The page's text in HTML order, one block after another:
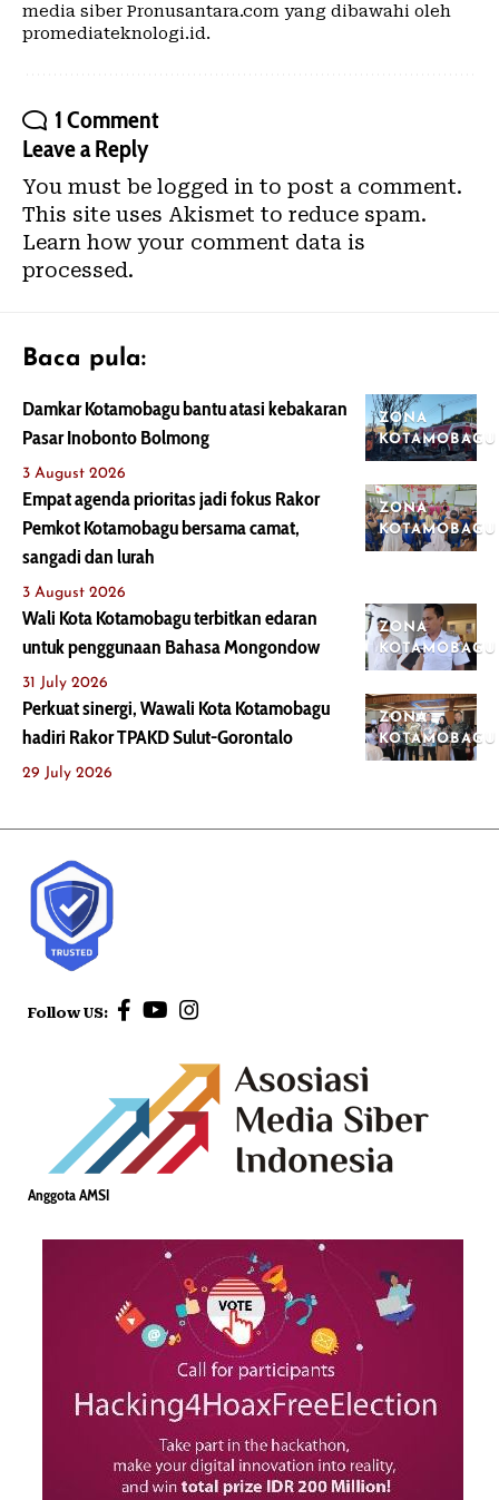
media siber Pronusantara.com yang dibawahi oleh
promediateknologi.id.
1 Comment
Leave a Reply
You must be logged in to post a comment.
This site uses Akismet to reduce spam.
Learn how your comment data is
processed.
Baca pula:
ZONA
KOTAMOBAGU
Damkar Kotamobagu bantu atasi kebakaran
Pasar Inobonto Bolmong
3 August 2026
ZONA
KOTAMOBAGU
Empat agenda prioritas jadi fokus Rakor
Pemkot Kotamobagu bersama camat,
sangadi dan lurah
3 August 2026
ZONA
KOTAMOBAGU
Wali Kota Kotamobagu terbitkan edaran
untuk penggunaan Bahasa Mongondow
31 July 2026
ZONA
KOTAMOBAGU
Perkuat sinergi, Wawali Kota Kotamobagu
hadiri Rakor TPAKD Sulut-Gorontalo
29 July 2026
Follow US:
Anggota AMSI